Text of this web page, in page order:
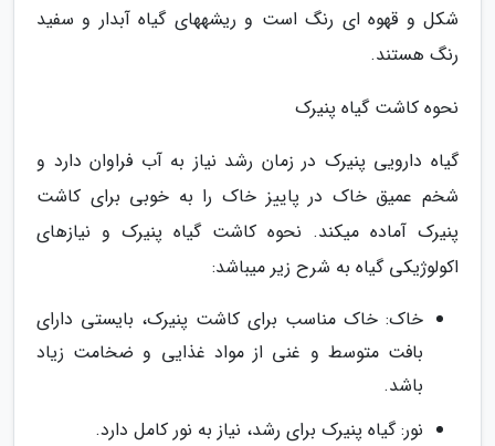
شکل و قهوه ای رنگ است و ریشههای گیاه آبدار و سفید
رنگ هستند.
نحوه کاشت گیاه پنیرک
گیاه دارویی پنیرک در زمان رشد نیاز به آب فراوان دارد و
شخم عمیق خاک در پاییز خاک را به خوبی برای کاشت
پنیرک آماده میکند. نحوه کاشت گیاه پنیرک و نیازهای
اکولوژیکی گیاه به شرح زیر میباشد:
خاک: خاک مناسب برای کاشت پنیرک، بایستی دارای
بافت متوسط و غنی از مواد غذایی و ضخامت زیاد
باشد.
نور: گیاه پنیرک برای رشد، نیاز به نور کامل دارد.